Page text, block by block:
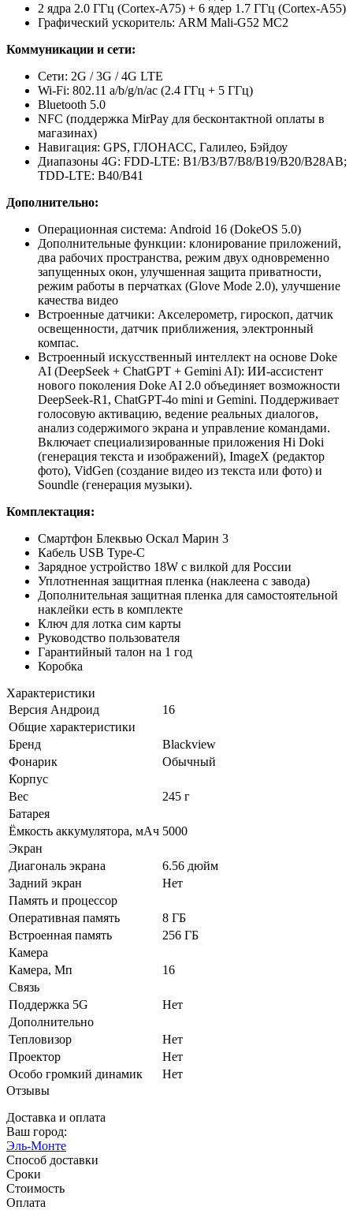
2 ядра 2.0 ГГц (Cortex-A75) + 6 ядер 1.7 ГГц (Cortex-A55)
Графический ускоритель: ARM Mali-G52 MC2
Коммуникации и сети:
Сети: 2G / 3G / 4G LTE
Wi-Fi: 802.11 a/b/g/n/ac (2.4 ГГц + 5 ГГц)
Bluetooth 5.0
NFC (поддержка MirPay для бесконтактной оплаты в
магазинах)
Навигация: GPS, ГЛОНАСС, Галилео, Бэйдоу
Диапазоны 4G: FDD-LTE: B1/B3/B7/B8/B19/B20/B28AB;
TDD-LTE: B40/B41
Дополнительно:
Операционная система: Android 16 (DokeOS 5.0)
Дополнительные функции: клонирование приложений,
два рабочих пространства, режим двух одновременно
запущенных окон, улучшенная защита приватности,
режим работы в перчатках (Glove Mode 2.0), улучшение
качества видео
Встроенные датчики: Акселерометр, гироскоп, датчик
освещенности, датчик приближения, электронный
компас.
Встроенный искусственный интеллект на основе Doke
AI (DeepSeek + ChatGPT + Gemini AI): ИИ-ассистент
нового поколения Doke AI 2.0 объединяет возможности
DeepSeek-R1, ChatGPT-4o mini и Gemini. Поддерживает
голосовую активацию, ведение реальных диалогов,
анализ содержимого экрана и управление командами.
Включает специализированные приложения Hi Doki
(генерация текста и изображений), ImageX (редактор
фото), VidGen (создание видео из текста или фото) и
Soundle (генерация музыки).
Комплектация:
Смартфон Блеквью Оскал Марин 3
Кабель USB Type-C
Зарядное устройство 18W с вилкой для России
Уплотненная защитная пленка (наклеена с завода)
Дополнительная защитная пленка для самостоятельной
наклейки есть в комплекте
Ключ для лотка сим карты
Руководство пользователя
Гарантийный талон на 1 год
Коробка
Характеристики
Версия Андроид
16
Общие характеристики
Бренд
Blackview
Фонарик
Обычный
Корпус
Вес
245 г
Батарея
Ёмкость аккумулятора, мАч 5000
Экран
Диагональ экрана
6.56 дюйм
Задний экран
Нет
Память и процессор
Оперативная память
8 ГБ
Встроенная память
256 ГБ
Камера
Камера, Мп
16
Связь
Поддержка 5G
Нет
Дополнительно
Тепловизор
Нет
Проектор
Нет
Особо громкий динамик
Нет
Отзывы
Доставка и оплата
Ваш город:
Эль-Монте
Способ доставки
Сроки
Стоимость
Оплата